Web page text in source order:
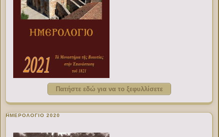
Πατήστε εδώ για να το ξεφυλλίσετε
ΗΜΕΡΟΛΟΓΙΟ 2020